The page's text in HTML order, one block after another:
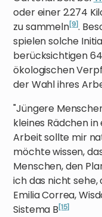
oder einer 2.274
zu sammeln[9].
spielen solche
berücksichtigen
ökologischen
der Wahl ihres
"Jüngere
kleines Rädchen
Arbeit sollte mir
möchte wissen,
Menschen, den
ich das nicht
Emilia Correa,
Sistema B[15]